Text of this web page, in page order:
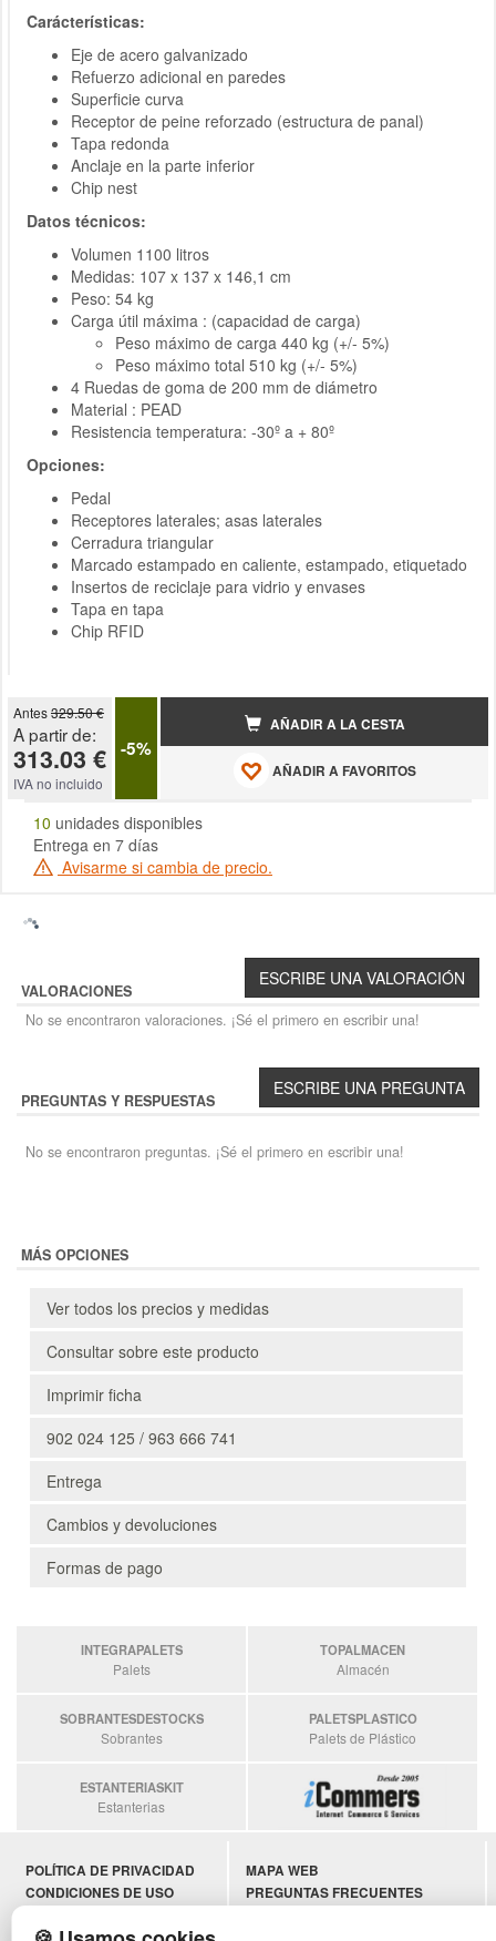
Carácterísticas:
Eje de acero galvanizado
Refuerzo adicional en paredes
Superficie curva
Receptor de peine reforzado (estructura de panal)
Tapa redonda
Anclaje en la parte inferior
Chip nest
Datos técnicos:
Volumen 1100 litros
Medidas: 107 x 137 x 146,1 cm
Peso: 54 kg
Carga útil máxima : (capacidad de carga)
Peso máximo de carga 440 kg (+/- 5%)
Peso máximo total 510 kg (+/- 5%)
4 Ruedas de goma de 200 mm de diámetro
Material : PEAD
Resistencia temperatura: -30º a + 80º
Opciones:
Pedal
Receptores laterales; asas laterales
Cerradura triangular
Marcado estampado en caliente, estampado, etiquetado
Insertos de reciclaje para vidrio y envases
Tapa en tapa
Chip RFID
Antes329.50 €
A partir de:
313.03 €
IVA no incluido
-5%
AÑADIR A LA CESTA
AÑADIR A FAVORITOS
10 unidades disponibles
Entrega en 7 días
Avisarme si cambia de precio.
VALORACIONES
No se encontraron valoraciones. ¡Sé el primero en escribir una!
PREGUNTAS Y RESPUESTAS
No se encontraron preguntas. ¡Sé el primero en escribir una!
MÁS OPCIONES
Ver todos los precios y medidas
Consultar sobre este producto
Imprimir ficha
902 024 125 / 963 666 741
Entrega
Cambios y devoluciones
Formas de pago
INTEGRAPALETS
Palets
TOPALMACEN
Almacén
SOBRANTESDESTOCKS
Sobrantes
PALETSPLASTICO
Palets de Plástico
ESTANTERIASKIT
Estanterias
POLÍTICA DE PRIVACIDAD
CONDICIONES DE USO
CONTACTO
MAPA WEB
PREGUNTAS FRECUENTES